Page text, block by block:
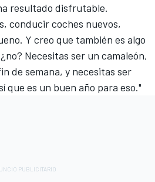
resultado disfrutable.
conducir coches nuevos,
Y creo que también es algo
Necesitas ser un camaleón,
de semana, y necesitas ser
que es un buen año para eso."